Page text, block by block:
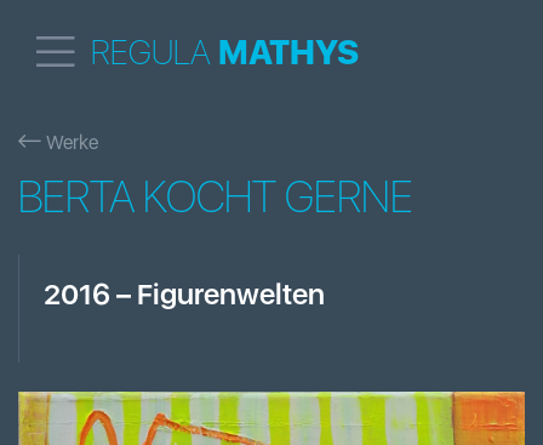
REGULA MATHYS
Werke
BERTA KOCHT GERNE
2016 – Figurenwelten